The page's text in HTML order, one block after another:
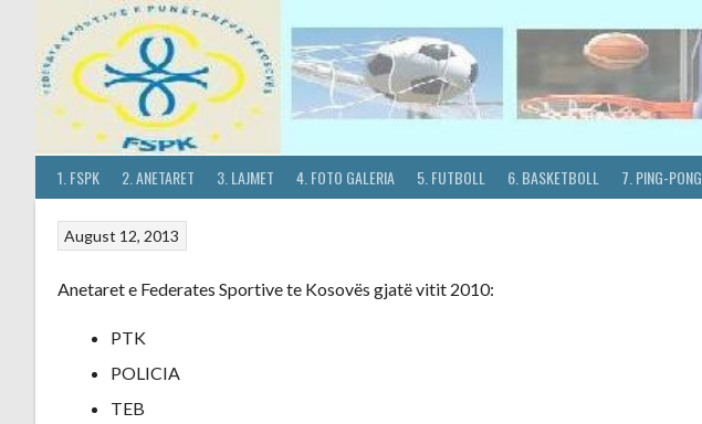
content
1. FSPK 2. ANETARET 3. LAJMET 4. FOTO GALERIA 5. FUTBOLL 6. BASKETBOLL 7. PING-PONG
August 12, 2013
Anetaret e Federates Sportive te Kosovës gjatë vitit 2010:
PTK
POLICIA
TEB